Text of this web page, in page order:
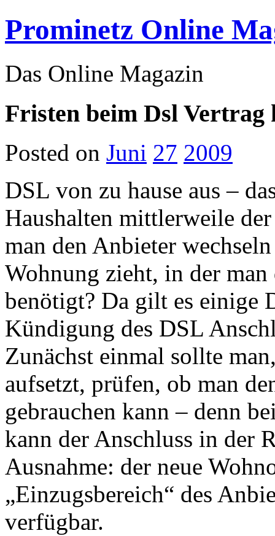
Prominetz Online
Das Online Magazin
Fristen beim Dsl Vertrag
Posted on Juni 27 2009
DSL von zu hause aus –
Haushalten mittlerweile
man den Anbieter
Wohnung zieht, in der
benötigt? Da gilt es einige
Kündigung des DSL
Zunächst einmal sollte
aufsetzt, prüfen, ob man
gebrauchen kann – denn
kann der Anschluss in der
Ausnahme: der neue
„Einzugsbereich“ des
verfügbar.